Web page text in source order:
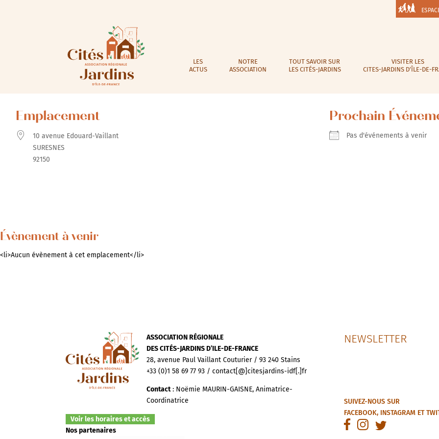
LES
ACTUS
NOTRE
ASSOCIATION
TOUT SAVOIR SUR
LES CITÉS-JARDINS
VISITER LES
CITES-JARDINS D’ÎLE-DE-
Emplacement
10 avenue Edouard-Vaillant
SURESNES
92150
Prochain
Pas d'événements à venir
Évènement à venir
<li>Aucun évènement à cet emplacement</li>
ASSOCIATION RÉGIONALE
DES CITÉS-JARDINS D’ILE-DE-FRANCE
28, avenue Paul Vaillant Couturier / 93 240 Stains
+33 (0)1 58 69 77 93 / contact[@]citesjardins-idf[.]fr
Contact: Noëmie MAURIN-GAISNE, Animatrice-
Coordinatrice
Voir les horaires et accès
Nos partenaires
NEWSLETTER
SUIVEZ-NOUS SUR
FACEBOOK, INSTAGRAMET